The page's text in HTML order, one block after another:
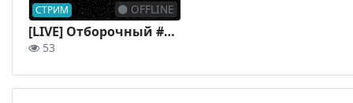
СТРИМ OFFLINE
[LIVE] Отборочный #6 | День 2 | Кубок Dota 2 "Сила Единства" | by oldgenius & Rofluk
53